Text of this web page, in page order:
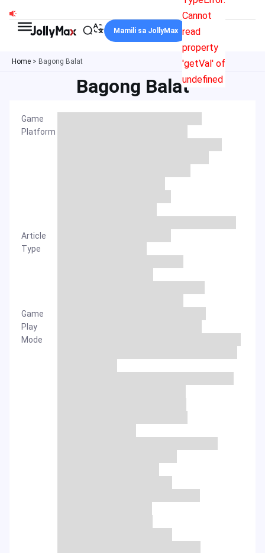
content
Cannot
read
property
'getVal' of
undefined
Mamili sa JollyMax
Home > Bagong Balat
Bagong Balat
Game
Platform
Article
Type
Game
Play
Mode